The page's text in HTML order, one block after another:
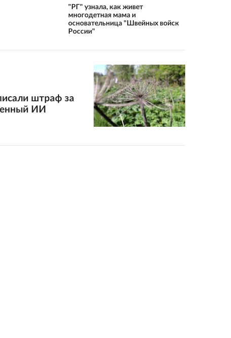
"РГ" узнала, как живет
многодетная мама и
основательница "Швейных войск
России"
штраф за
ИИ